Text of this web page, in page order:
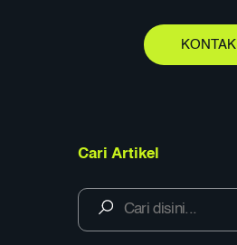
KONTAK
Cari Artikel